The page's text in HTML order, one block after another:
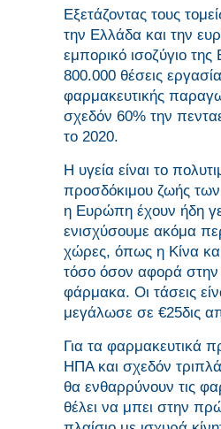
Εξετάζοντας τους
την Ελλάδα και την
εμπορικό ισοζύγιο
800.000 θέσεις
φαρμακευτικής
σχεδόν 60% την
το 2020.
Η υγεία είναι το
προσδόκιμου ζωής
η Ευρώπη έχουν ήδη
ενισχύσουμε ακόμα
χώρες, όπως η Κίνα
τόσο όσον αφορά στην
φάρμακα. Οι τάσεις
μεγάλωσε σε €25δις
Για τα φαρμακευτικά
ΗΠΑ και σχεδόν
θα ενθαρρύνουν τις
θέλει να μπει στην